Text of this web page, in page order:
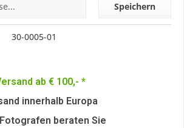
Speichern
30-0005-01
ab € 100,- *
innerhalb Europa
beraten Sie